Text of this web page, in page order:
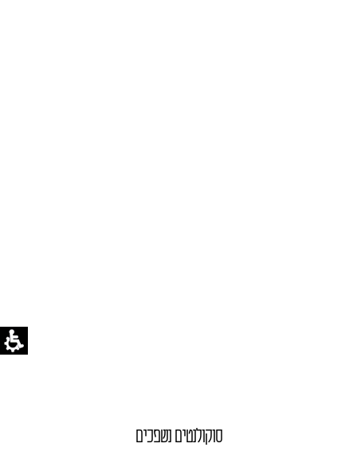
סוקולנטים נשפכים